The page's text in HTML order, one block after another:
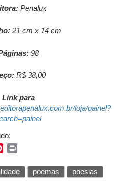
Penalux
21 cm x 14 cm
98
R$ 38,00
Link para
loja/painel?
Pinterest
poemas poesias